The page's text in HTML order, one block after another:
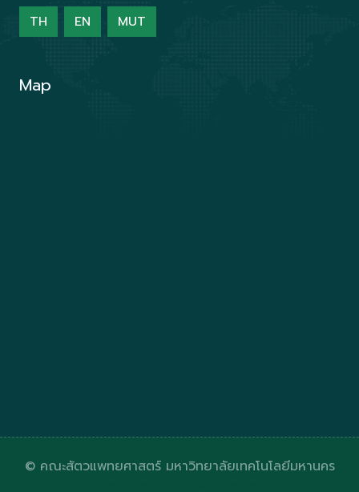
TH EN MUT
Map
© คณะสัตวแพทยศาสตร์ มหาวิทยาลัยเทคโนโลยีมหานคร